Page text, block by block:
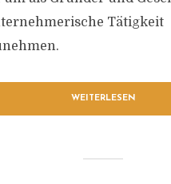
Tätigkeit
WEITERLESEN